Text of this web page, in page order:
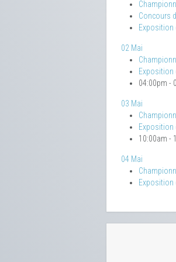
Concours
Exposition
02 Mai
Exposition
04:00pm -
03 Mai
Exposition
10:00am -
04 Mai
Exposition